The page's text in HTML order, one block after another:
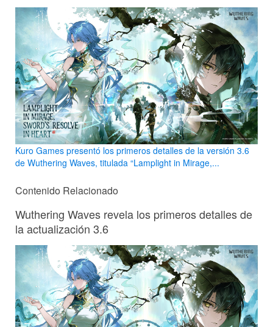
Kuro Games presentó los primeros detalles de la versión 3.6
de Wuthering Waves, titulada “Lamplight in Mirage,...
Contenido Relacionado
Wuthering Waves revela los primeros detalles de
la actualización 3.6